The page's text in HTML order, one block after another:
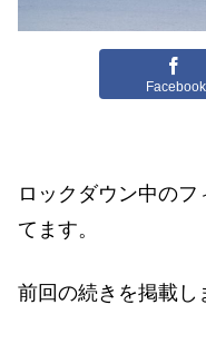
Facebook
ロックダウン中の
てます。
前回の続きを掲載し